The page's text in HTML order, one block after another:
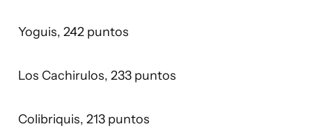
Yoguis, 242 puntos
Los Cachirulos, 233 puntos
Colibriquis, 213 puntos